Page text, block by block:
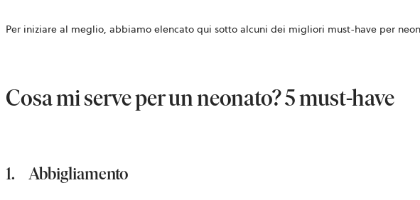
Per iniziare al meglio, abbiamo elencato qui sotto alcuni dei migliori must-have per
Cosa mi serve per un neonato? 5 must-have
1. Abbigliamento